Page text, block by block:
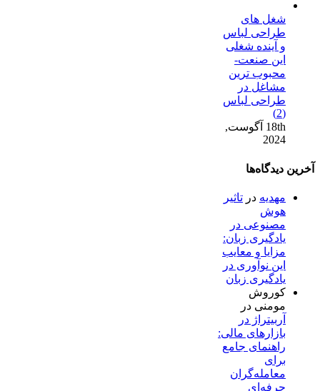
شغل های
طراحی لباس
و آینده شغلی
این صنعت-
محبوب ترین
مشاغل در
طراحی لباس
(2)
18th آگوست,
2024
آخرین دیدگاه‌ها
مهدیه در تاثیر
هوش
مصنوعی در
یادگیری زبان:
مزایا و معایب
این نوآوری در
یادگیری زبان
کوروش
مومنی در
آربیتراژ در
بازارهای مالی:
راهنمای جامع
برای
معامله‌گران
حرفه‌ای